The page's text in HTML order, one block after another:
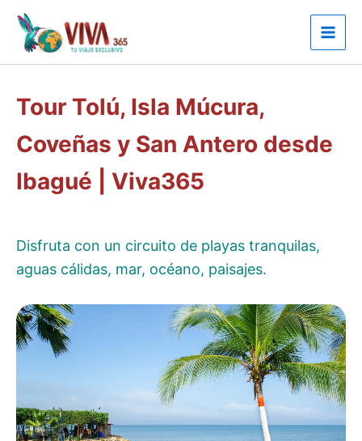
contenido
Tour Tolú, Isla Múcura,
Coveñas y San Antero desde
Ibagué | Viva365
Disfruta con un circuito de playas tranquilas,
aguas cálidas, mar, océano, paisajes.